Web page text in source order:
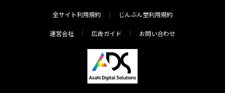
全サイト利用規約 じんぶん堂利用規約
運営会社 広告ガイド お問い合わせ